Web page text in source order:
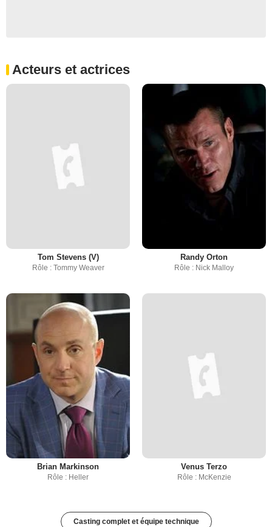
Acteurs et actrices
Tom Stevens (V)
Rôle : Tommy Weaver
Randy Orton
Rôle : Nick Malloy
Brian Markinson
Rôle : Heller
Venus Terzo
Rôle : McKenzie
Casting complet et équipe technique